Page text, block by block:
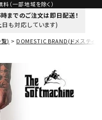
（一部地域を除く）
までのご注文は即日配送！
日も対応しています)
) DOMESTIC BRAND(ドメスティッ